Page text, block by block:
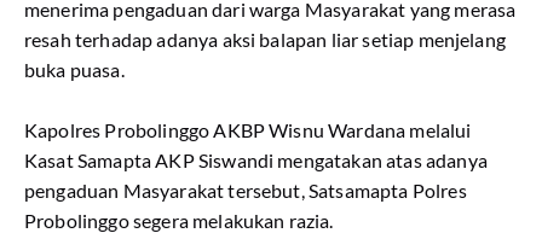
menerima pengaduan dari warga Masyarakat yang merasa
resah terhadap adanya aksi balapan liar setiap menjelang
buka puasa.
Kapolres Probolinggo AKBP Wisnu Wardana melalui
Kasat Samapta AKP Siswandi mengatakan atas adanya
pengaduan Masyarakat tersebut, Satsamapta Polres
Probolinggo segera melakukan razia.